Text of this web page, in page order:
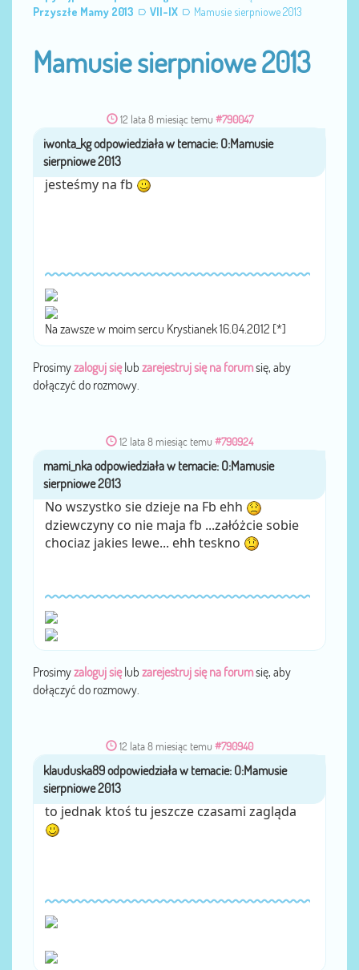
Przyszłe Mamy 2013
VII-IX Mamusie sierpniowe 2013
Mamusie sierpniowe 2013
12 lata 8 miesiąc temu #790047
przeziwonta_kg
jesteśmy na fb
Na zawsze w moim sercu Krystianek 16.04.2012 [*]
Prosimyzaloguj sięlub zarejestruj się na forumsię, aby
dołączyć do rozmowy.
12 lata 8 miesiąc temu #790924
przezmami_nka
No wszystko sie dzieje na Fb ehh
dziewczyny co nie maja fb ...załóżcie sobie
chociaz jakies lewe... ehh teskno
Prosimyzaloguj sięlub zarejestruj się na forumsię, aby
dołączyć do rozmowy.
12 lata 8 miesiąc temu #790940
przezklauduska89
to jednak ktoś tu jeszcze czasami zagląda